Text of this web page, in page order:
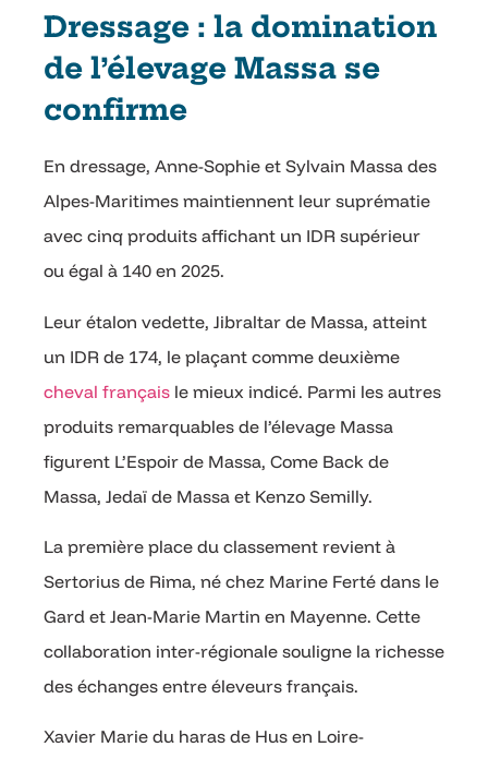
Dressage : la domination
de l’élevage Massa se
confirme
En dressage, Anne-Sophie et Sylvain Massa des
Alpes-Maritimes maintiennent leur suprématie
avec cinq produits affichant un IDR supérieur
ou égal à 140 en 2025.
Leur étalon vedette, Jibraltar de Massa, atteint
un IDR de 174, le plaçant comme deuxième
cheval français le mieux indicé. Parmi les autres
produits remarquables de l’élevage Massa
figurent L’Espoir de Massa, Come Back de
Massa, Jedaï de Massa et Kenzo Semilly.
La première place du classement revient à
Sertorius de Rima, né chez Marine Ferté dans le
Gard et Jean-Marie Martin en Mayenne. Cette
collaboration inter-régionale souligne la richesse
des échanges entre éleveurs français.
Xavier Marie du haras de Hus en Loire-